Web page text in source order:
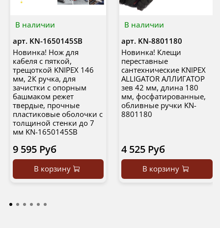
В наличии
арт. KN-1650145SB
Новинка! Нож для
кабеля с пяткой,
трещоткой KNIPEX 146
мм, 2К ручка, для
зачистки c опорным
башмаком режет
твердые, прочные
пластиковые оболочки с
толщиной стенки до 7
мм KN-1650145SB
9 595 Руб
В корзину
В наличии
арт. KN-8801180
Новинка! Клещи
переставные
сантехнические KNIPEX
ALLIGATOR АЛЛИГАТОР
зев 42 мм, длина 180
мм, фосфатированные,
обливные ручки KN-
8801180
4 525 Руб
В корзину